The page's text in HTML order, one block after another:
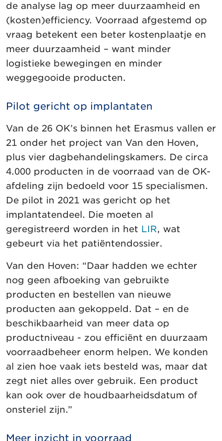
de analyse lag op meer duurzaamheid en
(kosten)efficiency. Voorraad afgestemd op
vraag betekent een beter kostenplaatje en
meer duurzaamheid – want minder
logistieke bewegingen en minder
weggegooide producten.
Pilot gericht op implantaten
Van de 26 OK’s binnen het Erasmus vallen er
21 onder het project van Van den Hoven,
plus vier dagbehandelingskamers. De circa
4.000 producten in de voorraad van de OK-
afdeling zijn bedoeld voor 15 specialismen.
De pilot in 2021 was gericht op het
implantatendeel. Die moeten al
geregistreerd worden in het LIR, wat
gebeurt via het patiëntendossier.
Van den Hoven: “Daar hadden we echter
nog geen afboeking van gebruikte
producten en bestellen van nieuwe
producten aan gekoppeld. Dat – en de
beschikbaarheid van meer data op
productniveau - zou efficiënt en duurzaam
voorraadbeheer enorm helpen. We konden
al zien hoe vaak iets besteld was, maar dat
zegt niet alles over gebruik. Een product
kan ook over de houdbaarheidsdatum of
onsteriel zijn.”
Meer inzicht in voorraad